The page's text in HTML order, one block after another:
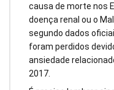
causa de morte nos
doença renal ou o
segundo dados
foram perdidos
ansiedade
2017.